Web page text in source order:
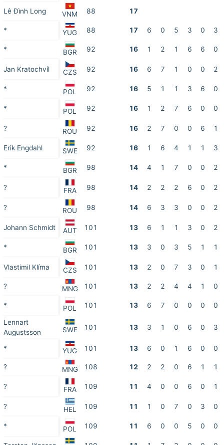
Lê Đình Long VNM 88 17
* YUG 88 17 6 0 5 3 0 3
* BGR 92 16 1 2 1 6 6 0
Jan Kratochvíl CZS 92 16 6 7 1 0 0 2
* POL 92 16 5 1 1 3 6 0
* POL 92 16 1 2 7 6 0 0
? ROU 92 16 2 7 0 0 6 1
Erik Engdahl SWE 92 16 1 6 4 1 1 3
* BGR 98 14 4 1 7 0 0 2
? FRA 98 14 2 2 2 6 0 2
? ROU 98 14 6 3 3 0 0 2
Johann Schmidt AUT 101 13 6 1 1 3 0 2
* BGR 101 13 3 0 3 5 1 1
Vlastimil Klíma CZS 101 13 2 0 7 3 0 1
? MNG 101 13 2 2 4 4 1 0
* POL 101 13 6 7 0 0 0 0
Lennart
Augustsson
SWE 101 13 3 1 0 6 0 3
* YUG 101 13 6 0 1 6 0 0
? MNG 108 12 2 2 0 6 1 1
? FRA 109 11 4 0 0 6 0 1
? HEL 109 11 1 0 7 0 3 0
* POL 109 11 6 0 0 5 0 0